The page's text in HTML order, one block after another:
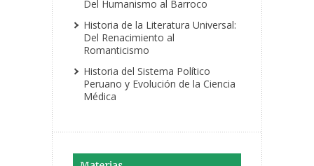
Del Humanismo al Barroco
Historia de la Literatura Universal:
Del Renacimiento al
Romanticismo
Historia del Sistema Político
Peruano y Evolución de la Ciencia
Médica